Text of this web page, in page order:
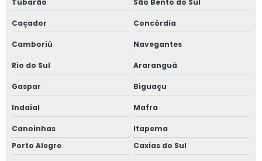
Filtro de telas para extrusora autolimpante
Fabricante de sanduiche de tela em sp
Sanduíche de tela com solda a ponto
Tela metálica para extrusora
Tela metálica tipo cartucho
Tela oval para extrusora
Tela para reciclagem de plástico
Tubarão São Bento do Sul
Caçador Concórdia
Camboriú Navegantes
Rio do Sul Araranguá
Gaspar Biguaçu
Indaial Mafra
Canoinhas
Itapema
Porto Alegre
Caxias do Sul